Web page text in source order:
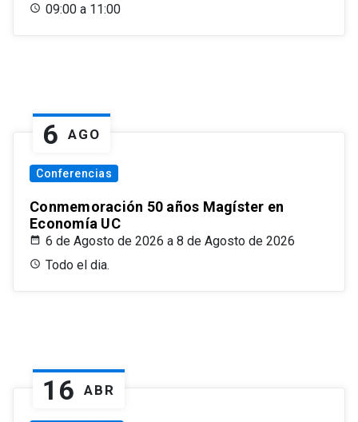
09:00 a 11:00
6 AGO
Conferencias
Conmemoración 50 años Magíster en
Economía UC
6 de Agosto de 2026 a 8 de Agosto de 2026
Todo el dia.
16 ABR